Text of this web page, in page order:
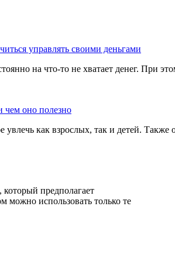
управлять своими деньгами
на что-то не хватает денег. При
чем оно полезно
увлечь как взрослых, так и детей.
предполагает
можно использовать только те